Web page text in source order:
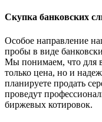
Скупка банковских
Особое направление
пробы в виде
Мы понимаем, что для
только цена, но и
планируете продать
проведут
биржевых котировок.